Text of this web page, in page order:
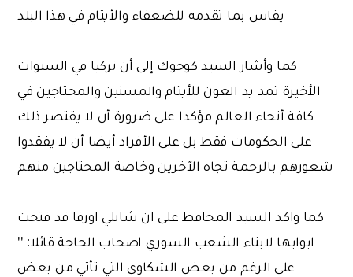
يقاس بما تقدمه للضعفاء والأيتام في هذا البلد
كما وأشار السيد كوجوك إلى أن تركيا في السنوات
الأخيرة تمد يد العون للأيتام والمسنين والمحتاجين في
كافة أنحاء العالم مؤكدا على ضرورة أن لا يقتصر ذلك
على الحكومات فقط بل على الأفراد أيضا أن لا يفقدوا
شعورهم بالرحمة تجاه الآخرين وخاصة المحتاجين منهم
كما واكد السيد المحافظ على ان شانلي اورفا قد فتحت
ابوابها لابناء الشعب السوري اصحاب الحاجة قائلا: ''
على الرغم من بعض الشكاوى التي تأتي من بعض